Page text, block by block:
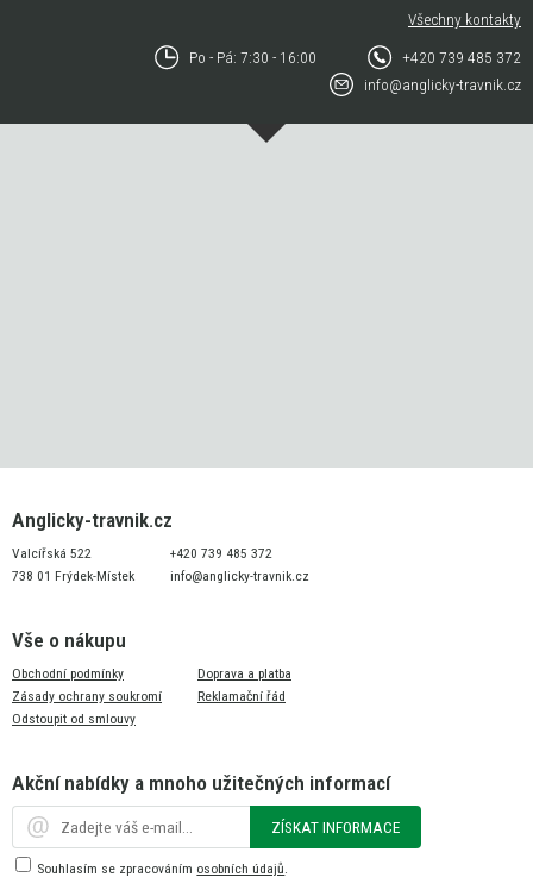
Všechny kontakty
Po - Pá: 7:30 - 16:00
+420 739 485 372
info@anglicky-travnik.cz
Anglicky-travnik.cz
Valcířská 522
738 01 Frýdek-Místek
+420 739 485 372
info@anglicky-travnik.cz
Vše o nákupu
Obchodní podmínky
Zásady ochrany soukromí
Odstoupit od smlouvy
Doprava a platba
Reklamační řád
Akční nabídky a mnoho užitečných informací
ZÍSKAT INFORMACE
Souhlasím se zpracováním osobních údajů